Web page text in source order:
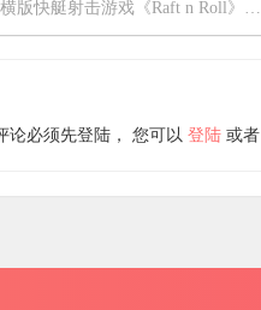
横版快艇射击游戏《Raft n Roll》完整源码
论必须先登陆， 您可以 登陆 或者